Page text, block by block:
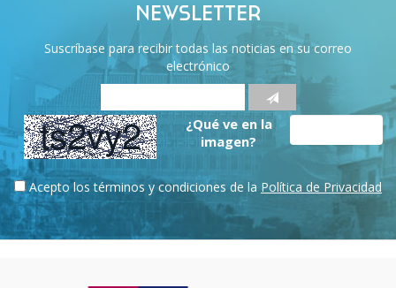
NEWSLETTER
Suscríbase para recibir todas las noticias en su correo
electrónico
¿Qué ve en la
imagen?
Acepto los términos y condiciones de la Política de Privacidad